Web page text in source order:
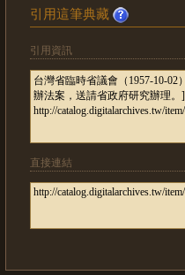
引用這筆典藏
引用資訊
直接連結